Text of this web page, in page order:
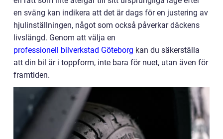
en sväng kan indikera att det är dags för en justering av
hjulinställningen, något som också påverkar däckens
livslängd. Genom att välja en
professionell bilverkstad Göteborg kan du säkerställa
att din bil är i toppform, inte bara för nuet, utan även för
framtiden.